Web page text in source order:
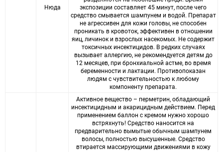
Нюда
экспозиции составляет 45 минут, после чего
средство смывается шампунем и водой. Препарат
не агрессивен для кожи головы, не способен
проникать в кровоток, эффективен в отношении
яиц, личинок и взрослых насекомых. Не содержит
токсичных инсектицидов. В редких случаях
вызывает аллергию, не рекомендуется детям до
12 месяцев, при бронхиальной астме, во время
беременности и лактации. Противопоказан
людям с чувствительностью к любому
компоненту препарата.
Активное вещество – перметрин, обладающий
инсектицидным и акарицидным действием. Перед
применением баллон с кремом нужно хорошо
встряхнуть! Средство наносится на
предварительно вымытые обычным шампунем
волосы, полностью высушенные. Средство
втирается массирующими движениями в кожу